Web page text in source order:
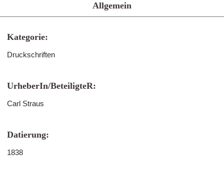
Allgemein
Kategorie:
Druckschriften
UrheberIn/BeteiligteR:
Carl Straus
Datierung:
1838